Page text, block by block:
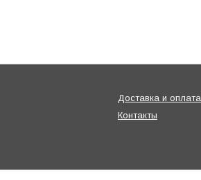
Доставка и оплата
Контакты